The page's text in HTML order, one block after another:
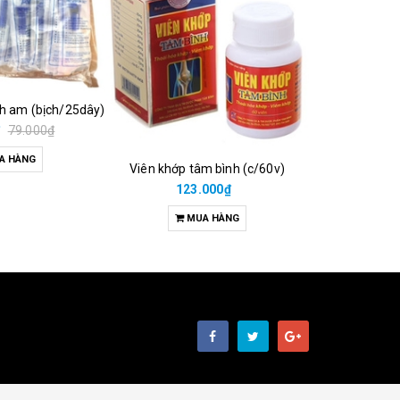
am (bịch/25dây)
79.000₫
HÀNG
Viên khớp tâm bình (c/60v)
123.000₫
MUA HÀNG